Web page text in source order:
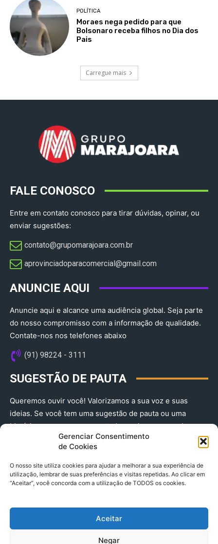
Gerenciar Consentimento
de Cookies
O nosso site utiliza cookies para ajudar a melhorar a sua experiência de
utilização, lembrar de suas preferências e visitas repetidas. Ao clicar em
“Aceitar”, você concorda com a utilização de TODOS os cookies.
Aceitar
Negar
POLÍTICA
Moraes nega pedido para que
Bolsonaro receba filhos no Dia dos
Pais
Carregue mais
FALE CONOSCO
Entre em contato conosco para tirar dúvidas, opinar, ou
enviar sugestões:
contato@grupomarajoara.com.br
aprovinciadoparacomercial@gmail.com​
ANUNCIE AQUI
Anuncie aqui e alcance uma audiência global. Seja parte
do nosso compromisso com a informação de qualidade.
Contate-nos nos telefones abaixo
(91) 98224 - 3111
SUGESTÃO DE PAUTA
Queremos ouvir você! Valorizamos a sua voz e suas
ideias. Se você tem uma sugestão de pauta ou uma
história que merece ser contada, envie-nos agora!
(91) 98224 - 3111
© 2025 A Província do Pará CNPJ: 04.901.141/0001-36 End .
Trav. Quintino Bocaiuva 2301, Ed. Rogério Fernandez – Sala